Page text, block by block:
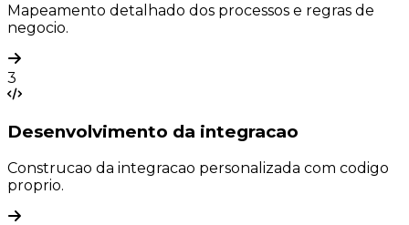
Mapeamento detalhado dos processos e regras de
negocio.
3
Desenvolvimento da integracao
Construcao da integracao personalizada com codigo
proprio.